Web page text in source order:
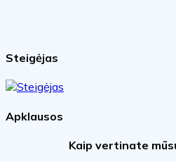
Steigėjas
Apklausos
Kaip vertinate